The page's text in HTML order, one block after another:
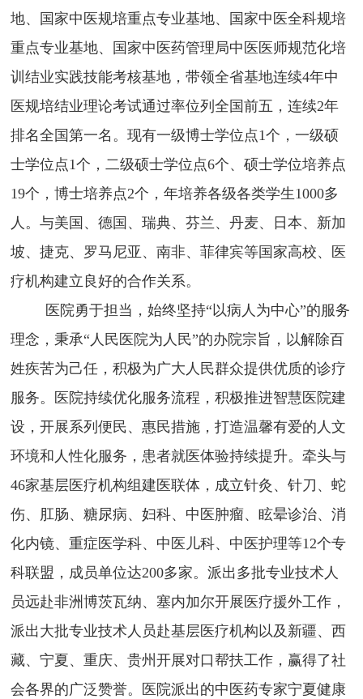
现任领导
医院荣誉
医院环境
地、国家中医规培重点专业基地、国家中医全科规培
重点专业基地、国家中医药管理局中医医师规范化培
训结业实践技能考核基地，带领全省基地连续4年中
医规培结业理论考试通过率位列全国前五，连续2年
排名全国第一名。现有一级博士学位点1个，一级硕
士学位点1个，二级硕士学位点6个、硕士学位培养点
19个，博士培养点2个，年培养各级各类学生1000多
人。与美国、德国、瑞典、芬兰、丹麦、日本、新加
坡、捷克、罗马尼亚、南非、菲律宾等国家高校、医
疗机构建立良好的合作关系。
医院勇于担当，始终坚持“以病人为中心”的服务
理念，秉承“人民医院为人民”的办院宗旨，以解除百
姓疾苦为己任，积极为广大人民群众提供优质的诊疗
服务。医院持续优化服务流程，积极推进智慧医院建
设，开展系列便民、惠民措施，打造温馨有爱的人文
环境和人性化服务，患者就医体验持续提升。牵头与
46家基层医疗机构组建医联体，成立针灸、针刀、蛇
伤、肛肠、糖尿病、妇科、中医肿瘤、眩晕诊治、消
化内镜、重症医学科、中医儿科、中医护理等12个专
科联盟，成员单位达200多家。派出多批专业技术人
员远赴非洲博茨瓦纳、塞内加尔开展医疗援外工作，
派出大批专业技术人员赴基层医疗机构以及新疆、西
藏、宁夏、重庆、贵州开展对口帮扶工作，赢得了社
会各界的广泛赞誉。医院派出的中医药专家宁夏健康